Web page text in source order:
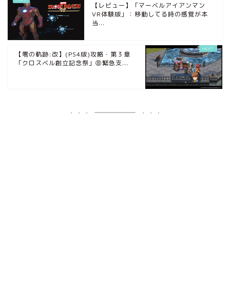
【レビュー】「マーベルアイアンマン
VR体験版」：移動してる時の感覚が本
当...
【零の軌跡:改】(PS4版)攻略・第３章
「クロスベル創立記念祭」⑧緊急支...